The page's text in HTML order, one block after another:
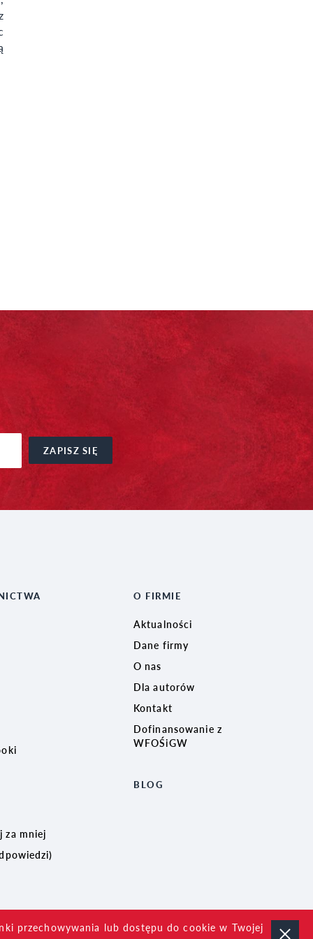
ZAPISZ SIĘ
za mniej
O FIRMIE
Aktualności
Dane firmy
O nas
Dla autorów
Kontakt
Dofinansowanie z
WFOŚiGW
BLOG
Created by
przechowywania lub dostępu do cookie w Twojej